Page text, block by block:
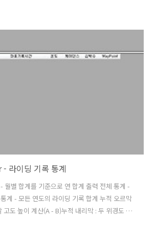
체 통계가 없었지만 이번에 볼 수 있게 추가하였
드 뷰(아래)를 뒤로 숨기고 그래프를 크게 확장
식으로 표시하면 텍스트가 길어져 X측 글자가
라이딩 기록 통계
월별 합계를 기준으로 연 합계 출력 전체 통계 -
계 - 모든 연도의 라이딩 기록 합계 누적 오르막
고도 높이 계산(A - B)누적 내리막 : 두 위경도 좌
(B - A)칼로리(kcal)은 자전거 탈 때 소모되는